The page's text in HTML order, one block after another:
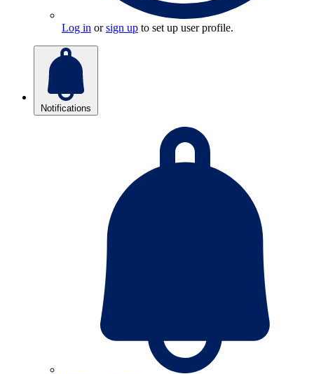
Log in orsign up to set up user profile.
Notifications